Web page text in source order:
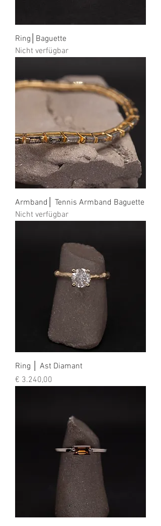
Ring│Baguette
Nicht verfügbar
Armband│ Tennis Armband Baguette
Nicht verfügbar
Ring │ Ast Diamant
Preis
€ 3.240,00